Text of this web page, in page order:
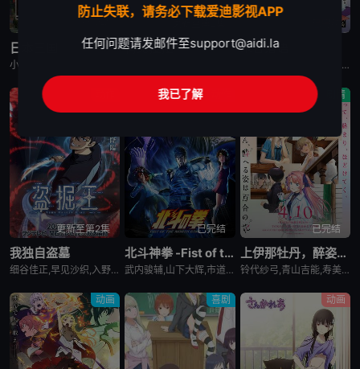
第1104集 VIP 第1105集 VIP 第1106集
第1110集 VIP 第1111集 VIP 第1112集 VIP
第1113集 VIP 第1114集 VIP 第1115集 VIP
第1116集 VIP 第1117集 VIP 第1118集 VIP
第1119集 VIP 第1120集 VIP 第1121集 VIP
第1122集 VIP 第1123集 VIP 第1124集 VIP
日本三国 再见菈菈 朱音落语
永濑安奈,江口拓也,高桥李依,福山润,岛崎信长,小林千晃,阿座上洋平,山下诚一郎,盐野瑛久,寺杣昌纪,大塚明夫
更新至第2集
我独自盗墓
细谷佳正,早见沙织,入野自由,诹访部顺一
已完结
北斗神拳 -Fist of the North Star-
武内骏辅,山下大辉,市道真央
剧情
已完结
上伊那牡丹，醉姿如百合
铃代纱弓,青山吉能,寿美菜子,天海由梨奈,富田美忧,河濑茉希
动画 喜剧 动画
防止失联，请务必下载爱迪影视APP
任何问题请发邮件至support@aidi.la
我已了解